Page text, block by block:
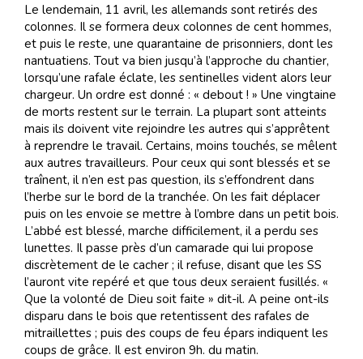
Le lendemain, 11 avril, les allemands sont retirés des
colonnes. Il se formera deux colonnes de cent hommes,
et puis le reste, une quarantaine de prisonniers, dont les
nantuatiens. Tout va bien jusqu’à l’approche du chantier,
lorsqu’une rafale éclate, les sentinelles vident alors leur
chargeur. Un ordre est donné : « debout ! » Une vingtaine
de morts restent sur le terrain. La plupart sont atteints
mais ils doivent vite rejoindre les autres qui s’apprêtent
à reprendre le travail. Certains, moins touchés, se mêlent
aux autres travailleurs. Pour ceux qui sont blessés et se
traînent, il n’en est pas question, ils s’effondrent dans
l’herbe sur le bord de la tranchée. On les fait déplacer
puis on les envoie se mettre à l’ombre dans un petit bois.
L’abbé est blessé, marche difficilement, il a perdu ses
lunettes. Il passe près d’un camarade qui lui propose
discrètement de le cacher ; il refuse, disant que les SS
l’auront vite repéré et que tous deux seraient fusillés. «
Que la volonté de Dieu soit faite » dit-il. A peine ont-ils
disparu dans le bois que retentissent des rafales de
mitraillettes ; puis des coups de feu épars indiquent les
coups de grâce. Il est environ 9h. du matin.